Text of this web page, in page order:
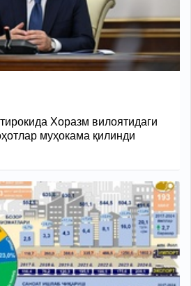
Хоразм вилоятидаги
муҳокама қилинди